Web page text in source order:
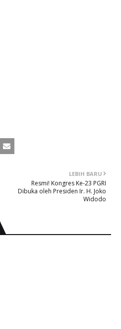
LEBIH BARU
Resmi! Kongres Ke-23 PGRI
Dibuka oleh Presiden Ir. H. Joko
Widodo